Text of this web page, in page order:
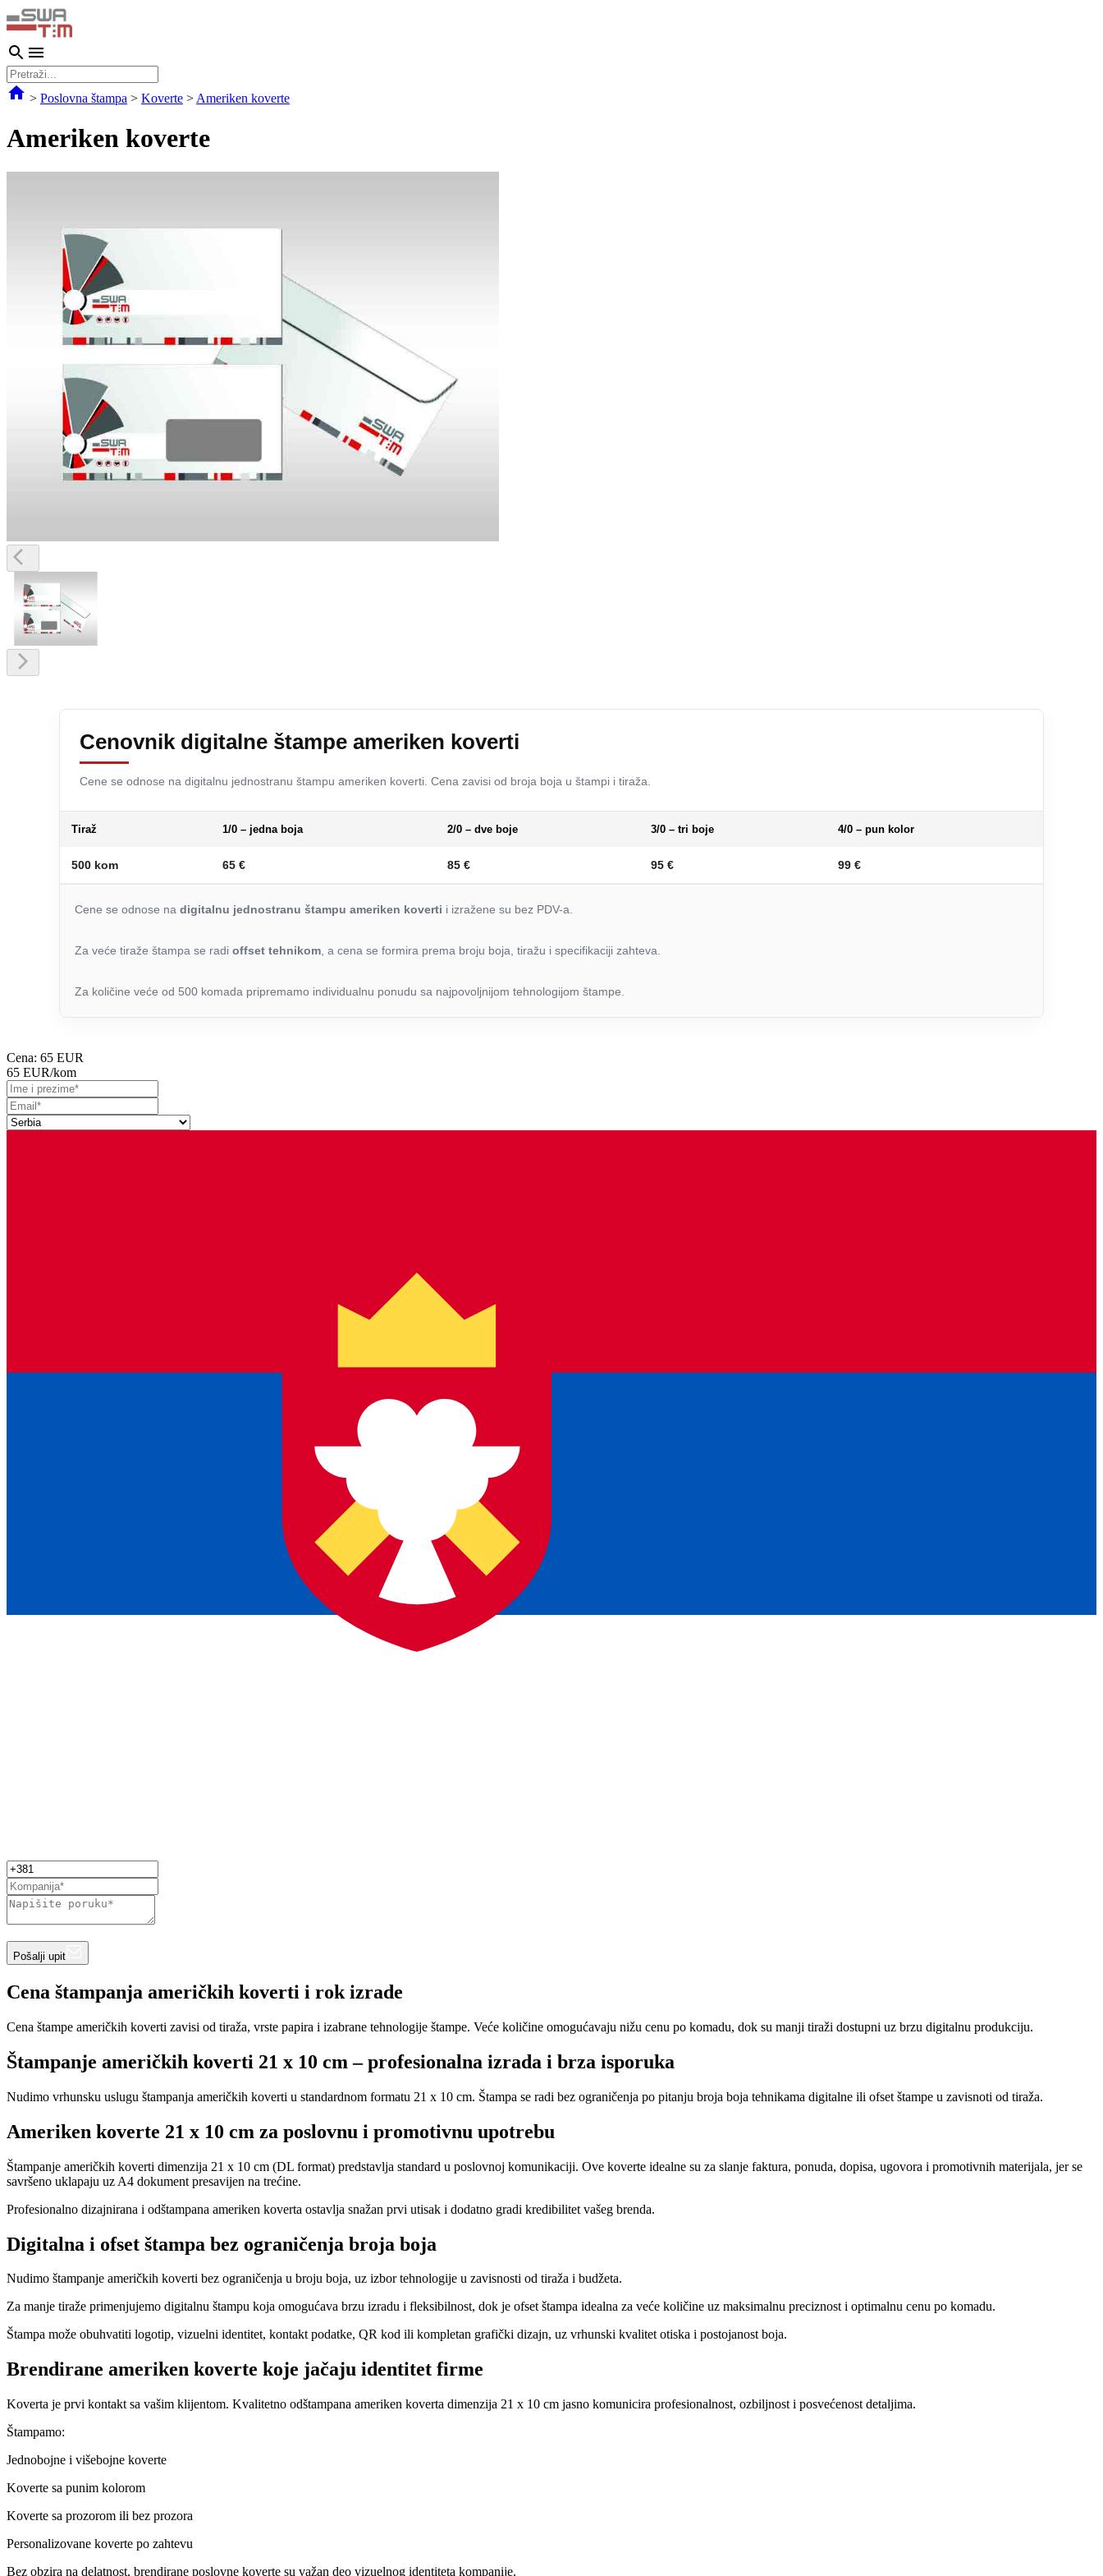
> Poslovna štampa > Koverte > Ameriken koverte
Ameriken koverte
Cenovnik digitalne štampe ameriken koverti
Cene se odnose na digitalnu jednostranu štampu ameriken koverti. Cena zavisi od broja boja u štampi i tiraža.
Tiraž 1/0 – jedna boja 2/0 – dve boje 3/0 – tri boje 4/0 – pun kolor
500 kom 65 € 85 € 95 € 99 €
Cene se odnose na digitalnu jednostranu štampu ameriken koverti i izražene su bez PDV-a.
Za veće tiraže štampa se radi offset tehnikom , a cena se formira prema broju boja, tiražu i specifikaciji zahteva.
Za količine veće od 500 komada pripremamo individualnu ponudu sa najpovoljnijom tehnologijom štampe.
Cena: 65 EUR
65 EUR/kom
Pošalji upit
Cena štampanja američkih koverti i rok izrade
Cena štampe američkih koverti zavisi od tiraža, vrste papira i izabrane tehnologije štampe. Veće količine omogućavaju nižu cenu po komadu, dok su manji tiraži dostupni uz brzu digitalnu produkciju.
Štampanje američkih koverti 21 x 10 cm – profesionalna izrada i brza isporuka
Nudimo vrhunsku uslugu štampanja američkih koverti u standardnom formatu 21 x 10 cm. Štampa se radi bez ograničenja po pitanju broja boja tehnikama digitalne ili ofset štampe u zavisnoti od tiraža.
Ameriken koverte 21 x 10 cm za poslovnu i promotivnu upotrebu
Štampanje američkih koverti dimenzija 21 x 10 cm (DL format) predstavlja standard u poslovnoj komunikaciji. Ove koverte idealne su za slanje faktura, ponuda, dopisa, ugovora i promotivnih materijala, jer se
savršeno uklapaju uz A4 dokument presavijen na trećine.
Profesionalno dizajnirana i odštampana ameriken koverta ostavlja snažan prvi utisak i dodatno gradi kredibilitet vašeg brenda.
Digitalna i ofset štampa bez ograničenja broja boja
Nudimo štampanje američkih koverti bez ograničenja u broju boja, uz izbor tehnologije u zavisnosti od tiraža i budžeta.
Za manje tiraže primenjujemo digitalnu štampu koja omogućava brzu izradu i fleksibilnost, dok je ofset štampa idealna za veće količine uz maksimalnu preciznost i optimalnu cenu po komadu.
Štampa može obuhvatiti logotip, vizuelni identitet, kontakt podatke, QR kod ili kompletan grafički dizajn, uz vrhunski kvalitet otiska i postojanost boja.
Brendirane ameriken koverte koje jačaju identitet firme
Koverta je prvi kontakt sa vašim klijentom. Kvalitetno odštampana ameriken koverta dimenzija 21 x 10 cm jasno komunicira profesionalnost, ozbiljnost i posvećenost detaljima.
Štampamo:
Jednobojne i višebojne koverte
Koverte sa punim kolorom
Koverte sa prozorom ili bez prozora
Personalizovane koverte po zahtevu
Bez obzira na delatnost, brendirane poslovne koverte su važan deo vizuelnog identiteta kompanije.